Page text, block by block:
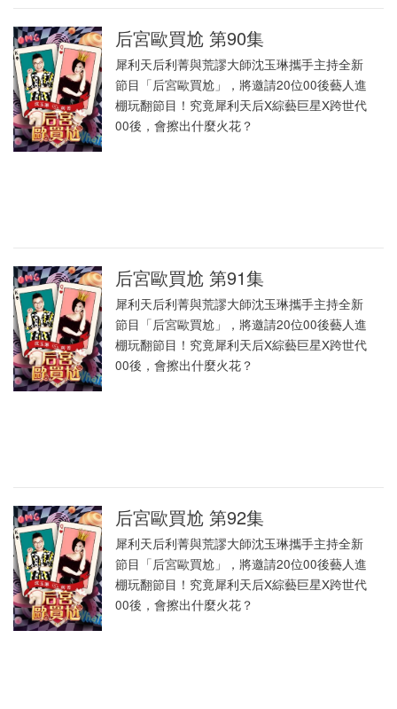
后宮歐買尬 第90集
犀利天后利菁與荒謬大師沈玉琳攜手主持全新
節目「后宮歐買尬」，將邀請20位00後藝人進
棚玩翻節目！究竟犀利天后X綜藝巨星X跨世代
00後，會擦出什麼火花？
后宮歐買尬 第91集
犀利天后利菁與荒謬大師沈玉琳攜手主持全新
節目「后宮歐買尬」，將邀請20位00後藝人進
棚玩翻節目！究竟犀利天后X綜藝巨星X跨世代
00後，會擦出什麼火花？
后宮歐買尬 第92集
犀利天后利菁與荒謬大師沈玉琳攜手主持全新
節目「后宮歐買尬」，將邀請20位00後藝人進
棚玩翻節目！究竟犀利天后X綜藝巨星X跨世代
00後，會擦出什麼火花？